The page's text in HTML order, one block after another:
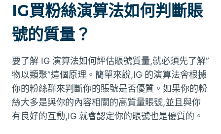
IG買粉絲演算法如何判斷賬
號的質量？
要了解 IG 演算法如何評估賬號質量,就必須先了解”
物以類聚”這個原理。簡單來說,IG 的演算法會根據
你的粉絲群來判斷你的賬號是否優質。如果你的粉
絲大多是與你的內容相關的高質量賬號,並且與你
有良好的互動,IG 就會認定你的賬號也是優質的。